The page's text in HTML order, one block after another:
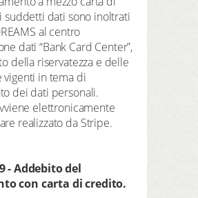
suddetti dati sono inoltrati
al centro
dati “Bank Card Center”,
della riservatezza e delle
vigenti in tema di
dei dati personali.
elettronicamente
realizzato da Stripe.
- Addebito del
con carta di credito.